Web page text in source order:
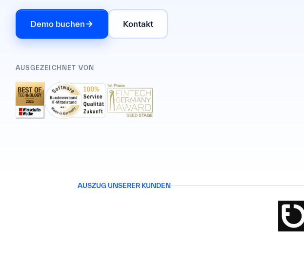
Demo buchen Kontakt
AUSGEZEICHNET VON
AUSZUG UNSERER KUNDEN